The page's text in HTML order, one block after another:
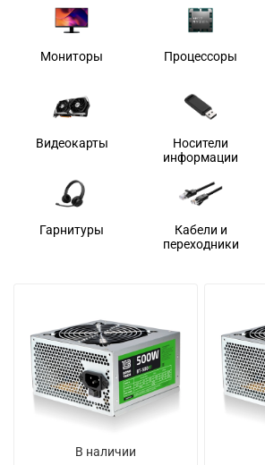
Мониторы Процессоры
Видеокарты
Носители
информации
Гарнитуры
Кабели и
переходники
В наличии